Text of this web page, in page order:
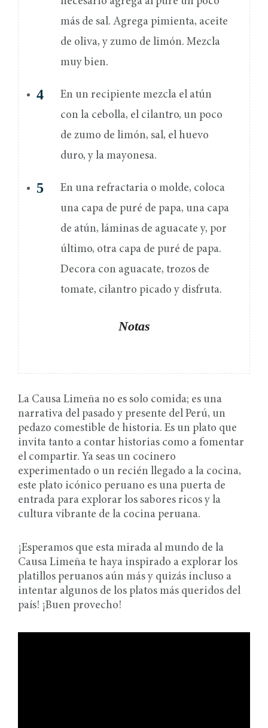
más de sal. Agrega pimienta, aceite
de oliva, y zumo de limón. Mezcla
muy bien.
En un recipiente mezcla el atún
con la cebolla, el cilantro, un poco
de zumo de limón, sal, el huevo
duro, y la mayonesa.
En una refractaria o molde, coloca
una capa de puré de papa, una capa
de atún, láminas de aguacate y, por
último, otra capa de puré de papa.
Decora con aguacate, trozos de
tomate, cilantro picado y disfruta.
Notas
La Causa Limeña no es solo comida; es una
narrativa del pasado y presente del Perú, un
pedazo comestible de historia. Es un plato que
invita tanto a contar historias como a fomentar
el compartir. Ya seas un cocinero
experimentado o un recién llegado a la cocina,
este plato icónico peruano es una puerta de
entrada para explorar los sabores ricos y la
cultura vibrante de la cocina peruana.
¡Esperamos que esta mirada al mundo de la
Causa Limeña te haya inspirado a explorar los
platillos peruanos aún más y quizás incluso a
intentar algunos de los platos más queridos del
país! ¡Buen provecho!